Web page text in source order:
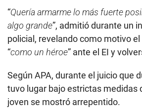
“Quería armarme lo más fuerte
algo grande”, admitió durante un
policial, revelando como motivo
“como un héroe” ante el EI y
Según APA, durante el juicio que
tuvo lugar bajo estrictas medidas
joven se mostró arrepentido.